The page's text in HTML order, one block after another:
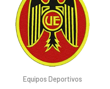
Equipos Deportivos